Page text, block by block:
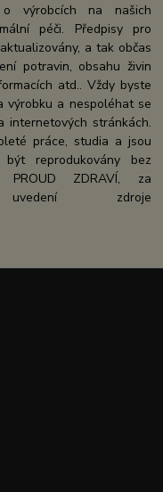
o výrobcích na našich
péči. Předpisy pro
a tak občas
potravin, obsahu živin
atd.. Vždy byste
výrobku a nespoléhat se
internetových stránkách.
práce, studia a jsou
reprodukovány bez
PROUD ZDRAVÍ, za
zdroje